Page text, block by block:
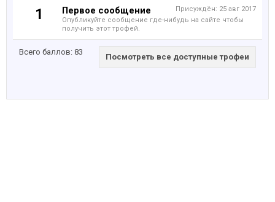
1 Присуждён: 25 авг 2017
Первое сообщение
Опубликуйте сообщение где-нибудь на сайте чтобы
получить этот трофей.
Всего баллов: 83
Посмотреть все доступные трофеи